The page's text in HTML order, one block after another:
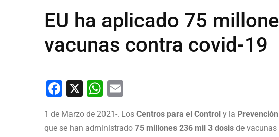
EU ha aplicado 75
vacunas contra covid-19
Facebook
X WhatsApp
1 de Marzo de 2021-. Los Centros para el Control y la
que se han administrado 75 millones 236 mil 3 dosis de vacunas